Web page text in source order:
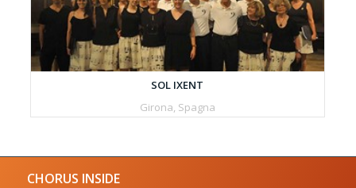
SOL IXENT
Girona, Spagna
CHORUS INSIDE